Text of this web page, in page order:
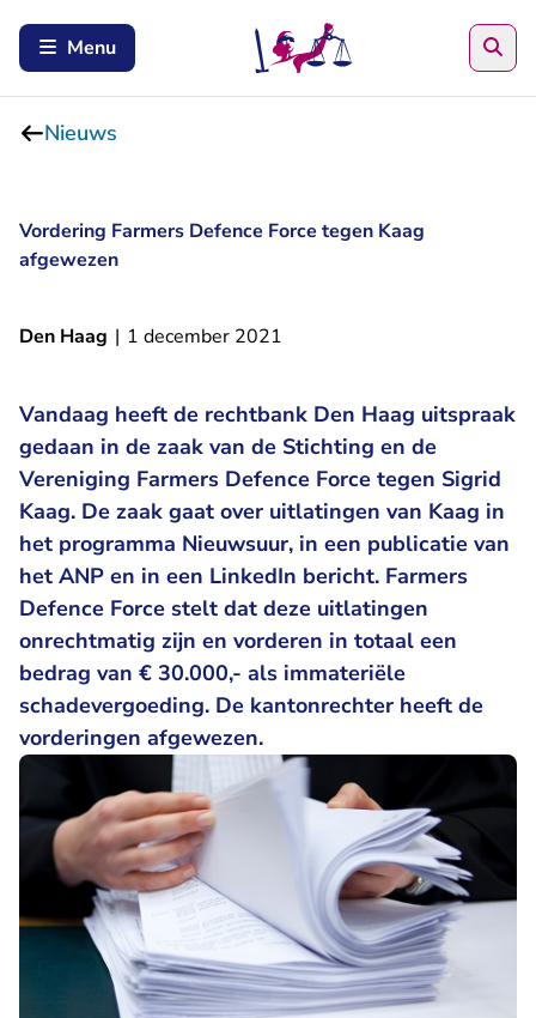
Menu
Nieuws
Vordering Farmers Defence Force tegen Kaag
afgewezen
Den Haag | 1 december 2021
Vandaag heeft de rechtbank Den Haag uitspraak
gedaan in de zaak van de Stichting en de
Vereniging Farmers Defence Force tegen Sigrid
Kaag. De zaak gaat over uitlatingen van Kaag in
het programma Nieuwsuur, in een publicatie van
het ANP en in een LinkedIn bericht. Farmers
Defence Force stelt dat deze uitlatingen
onrechtmatig zijn en vorderen in totaal een
bedrag van € 30.000,- als immateriële
schadevergoeding. De kantonrechter heeft de
vorderingen afgewezen.